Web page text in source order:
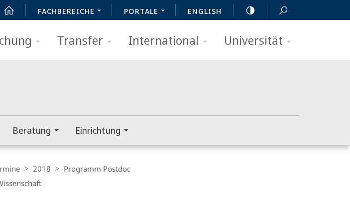
FACHBEREICHE PORTALE ENGLISH
Transfer International Universität
Beratung Einrichtung
2018
Programm Postdoc